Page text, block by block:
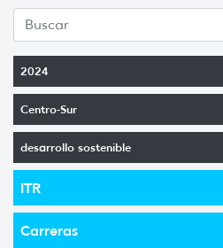
2024
Centro-Sur
desarrollo sostenible
ITR
Carreras